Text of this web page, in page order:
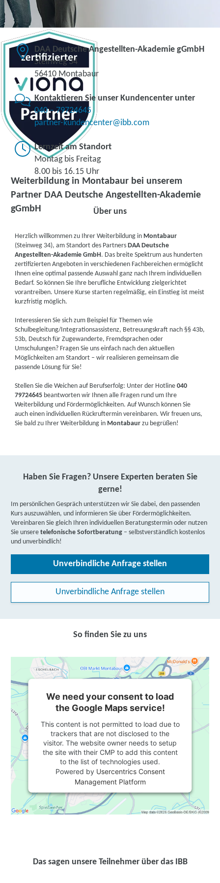
Weiterbildung in Montabaur bei unserem
Partner DAA Deutsche Angestellten-Akademie
gGmbH
DAA Deutsche Angestellten-Akademie gGmbH
Steinweg 34
56410 Montabaur
Kontaktieren Sie unser Kundencenter unter
040 – 79724645
partner-kundencenter@ibb.com
Lernzeit am Standort
Montag bis Freitag
8.00 bis 16.15 Uhr
Über uns
Herzlich willkommen zu Ihrer Weiterbildung in Montabaur
(Steinweg 34), am Standort des PartnersDAA Deutsche
Angestellten-Akademie GmbH. Das breite Spektrum aus hunderten
zertifizierten Angeboten in verschiedenen Fachbereichen ermöglicht
Ihnen eine optimal passende Auswahl ganz nach Ihrem individuellen
Bedarf. So können Sie Ihre berufliche Entwicklung zielgerichtet
vorantreiben. Unsere Kurse starten regelmäßig, ein Einstieg ist meist
kurzfristig möglich.
Interessieren Sie sich zum Beispiel für Themen wie
Schulbegleitung/Integrationsassistenz, Betreuungskraft nach §§ 43b,
53b, Deutsch für Zugewanderte, Fremdsprachen oder
Umschulungen? Fragen Sie uns einfach nach den aktuellen
Möglichkeiten am Standort – wir realisieren gemeinsam die
passende Lösung für Sie!
Stellen Sie die Weichen auf Berufserfolg: Unter der Hotline040
79724645 beantworten wir Ihnen alle Fragen rund um Ihre
Weiterbildung und Fördermöglichkeiten. Auf Wunsch können Sie
auch einen individuellen Rückruftermin vereinbaren. Wir freuen uns,
Sie bald zu Ihrer Weiterbildung in Montabaur zu begrüßen!
Haben Sie Fragen? Unsere Experten beraten Sie
gerne!
Im persönlichen Gespräch unterstützen wir Sie dabei, den passenden
Kurs auszuwählen, und informieren Sie über Fördermöglichkeiten.
Vereinbaren Sie gleich Ihren individuellen Beratungstermin oder nutzen
Sie unseretelefonische Sofortberatung – selbstverständlich kostenlos
und unverbindlich!
Unverbindliche Anfrage stellen
Unverbindliche Anfrage stellen
So finden Sie zu uns
We need your consent to load
the Google Maps service!
This content is not permitted to load due to
trackers that are not disclosed to the
visitor. The website owner needs to setup
the site with their CMP to add this content
to the list of technologies used.
Powered by Usercentrics Consent
Management Platform
Das sagen unsere Teilnehmer über das IBB